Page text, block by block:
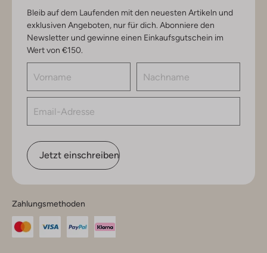
Bleib auf dem Laufenden mit den neuesten Artikeln und
exklusiven Angeboten, nur für dich. Abonniere den
Newsletter und gewinne einen Einkaufsgutschein im
Wert von €150.
Jetzt einschreiben
Zahlungsmethoden